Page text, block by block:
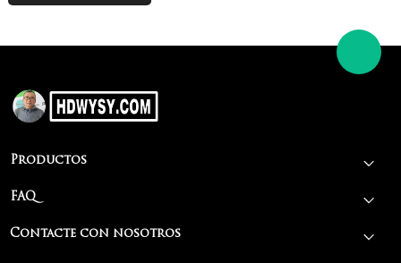
Productos
FAQ
Contacte con nosotros